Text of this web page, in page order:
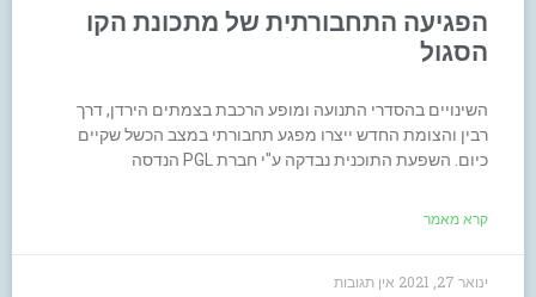
הפגיעה התחבורתית של מתכונת הקו
הסגול
השינויים בהסדרי התנועה ומופע הרכבת בצמתים הירדן, דרך
רבין והצומת החדש ייצרו מפגע תחבורתי במצב הכשל שקיים
כיום. השפעת התוכנית נבדקה ע"י חברת PGL הנדסה
קרא מאמר
ינואר 27, 2021 אין תגובות